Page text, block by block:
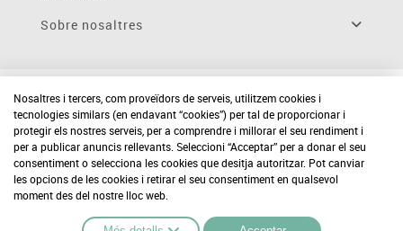
Sobre nosaltres
Nosaltres i tercers, com proveïdors de serveis, utilitzem cookies i
tecnologies similars (en endavant “cookies”) per tal de proporcionar i
protegir els nostres serveis, per a comprendre i millorar el seu rendiment i
per a publicar anuncis rellevants. Seleccioni “Acceptar” per a donar el seu
consentiment o selecciona les cookies que desitja autoritzar. Pot canviar
les opcions de les cookies i retirar el seu consentiment en qualsevol
moment des del nostre lloc web.